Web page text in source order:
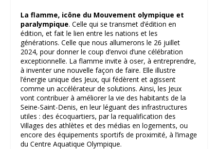
La flamme, icône du Mouvement olympique et
paralympique. Celle qui se transmet d’édition en
édition, et fait le lien entre les nations et les
générations. Celle que nous allumerons le 26 juillet
2024, pour donner le coup d’envoi d’une célébration
exceptionnelle. La flamme invite à oser, à entreprendre,
à inventer une nouvelle façon de faire. Elle illustre
l’énergie unique des Jeux, qui fédèrent et agissent
comme un accélérateur de solutions. Ainsi, les Jeux
vont contribuer à améliorer la vie des habitants de la
Seine-Saint-Denis, en leur léguant des infrastructures
utiles : des écoquartiers, par la requalification des
Villages des athlètes et des médias en logements, ou
encore des équipements sportifs de proximité, à l’image
du Centre Aquatique Olympique.